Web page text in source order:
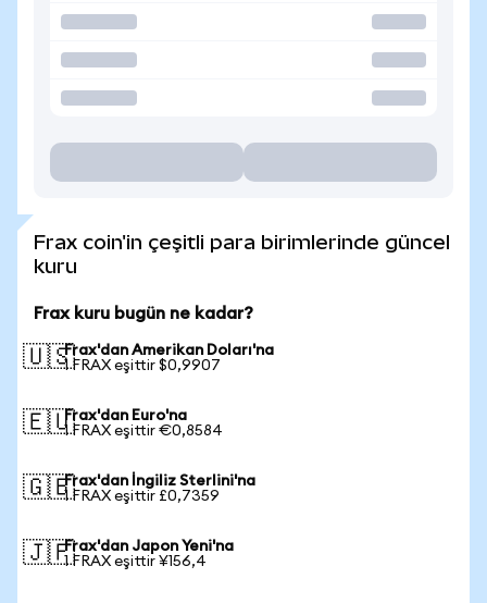
Frax coin'in çeşitli para birimlerinde güncel
kuru
Frax kuru bugün ne kadar?
🇺🇸Frax'dan Amerikan Doları'na
1 FRAX eşittir $0,9907
🇪🇺Frax'dan Euro'na
1 FRAX eşittir €0,8584
🇬🇧Frax'dan İngiliz Sterlini'na
1 FRAX eşittir £0,7359
🇯🇵Frax'dan Japon Yeni'na
1 FRAX eşittir ¥156,4